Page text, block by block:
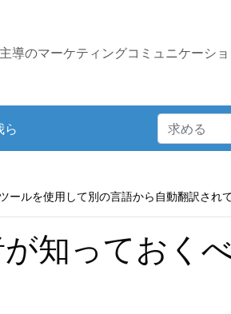
導のマーケティングコミュニケーシ
ら
ルを使用して別の言語から自動翻訳されて
知っておく